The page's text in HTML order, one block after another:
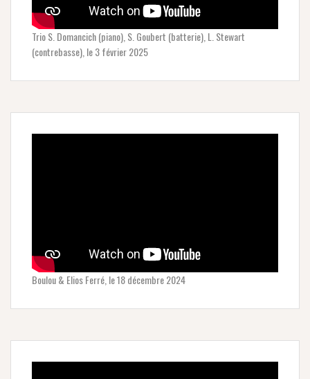
Trio S. Domancich (piano), S. Goubert (batterie), L. Stewart
(contrebasse), le 3 février 2025
Boulou & Elios Ferré, le 18 décembre 2024